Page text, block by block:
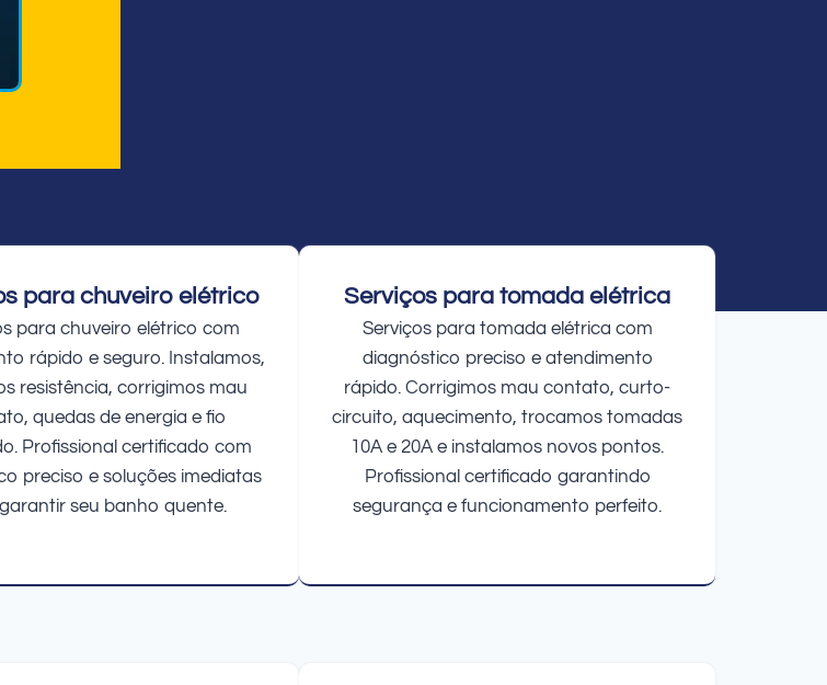
para chuveiro elétrico
para chuveiro elétrico com
rápido e seguro. Instalamos,
resistência, corrigimos mau
quedas de energia e fio
Profissional certificado com
preciso e soluções imediatas
seu banho quente.
Serviços para tomada elétrica
Serviços para tomada elétrica com
diagnóstico preciso e atendimento
rápido. Corrigimos mau contato, curto-
circuito, aquecimento, trocamos tomadas
10A e 20A e instalamos novos pontos.
Profissional certificado garantindo
segurança e funcionamento perfeito.